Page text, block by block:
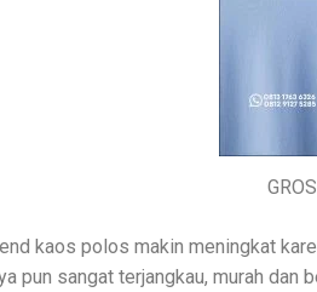
kaos polos makin meningkat
pun sangat terjangkau, murah